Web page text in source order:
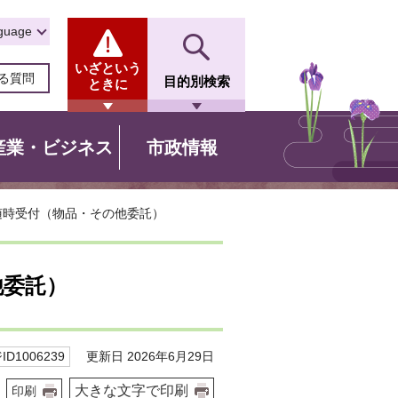
質問
いざという
ときに
目的別検索
業・ビジネス 市政情報
受付（物品・その他委託）
託）
ID1006239 更新日 2026年6月29日
印刷 大きな文字で印刷